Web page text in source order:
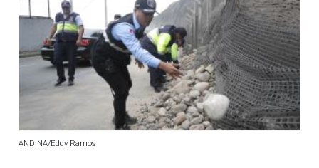
ANDINA/Eddy Ramos